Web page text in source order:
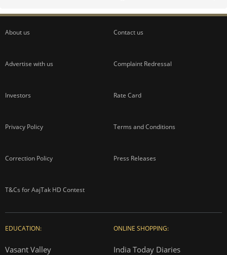
About us Contact us
Advertise with us Complaint Redressal
Investors Rate Card
Privacy Policy Terms and Conditions
Correction Policy Press Releases
T&Cs for AajTak HD Contest
EDUCATION:
Vasant Valley
ONLINE SHOPPING:
India Today Diaries